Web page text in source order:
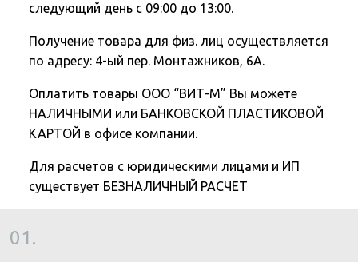
следующий день с 09:00 до 13:00.
Получение товара для физ. лиц осуществляется
по адресу: 4-ый пер. Монтажников, 6А.
Оплатить товары ООО “ВИТ-М” Вы можете
НАЛИЧНЫМИ или БАНКОВСКОЙ ПЛАСТИКОВОЙ
КАРТОЙ в офисе компании.
Для расчетов с юридическими лицами и ИП
существует БЕЗНАЛИЧНЫЙ РАСЧЕТ
01.